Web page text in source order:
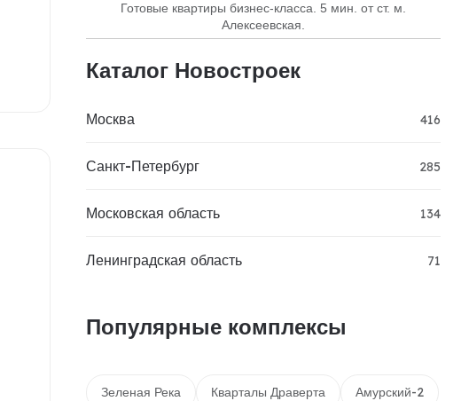
Готовые квартиры бизнес-класса. 5 мин. от ст. м.
Алексеевская.
Каталог Новостроек
Москва 416
Санкт-Петербург 285
Московская область 134
Ленинградская область 71
Популярные комплексы
Зеленая Река Кварталы Драверта Амурский-2